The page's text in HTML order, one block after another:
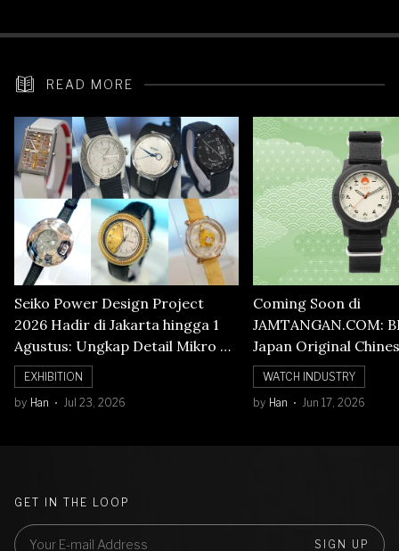
READ MORE
Seiko Power Design Project
2026 Hadir di Jakarta hingga 1
Agustus: Ungkap Detail Mikro di
Balik Seni Watchmaking
EXHIBITION
by Han Jul 23, 2026
Coming Soon di
JAMTANGAN.COM:
Japan Original
Numerals Watch
WATCH INDUSTRY
by Han Jun 17, 2026
GET IN THE LOOP
SIGN UP